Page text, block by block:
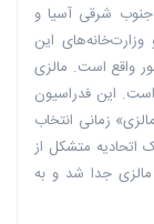
شرقی آسیا و
این
واقع است. مالزی
این فدراسیون
زمانی انتخاب
اتحادیه متشکل از
در سال ۱۹۶۵ سنگاپور از مالزی جدا شد و به